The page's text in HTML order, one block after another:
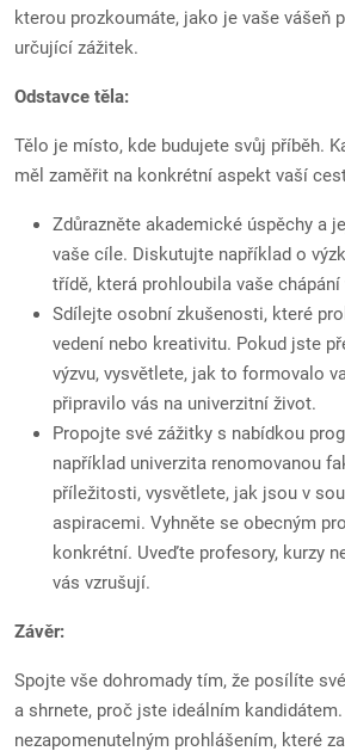
kterou prozkoumáte, jako je vaše vášeň
určující zážitek.
Odstavce těla:
Tělo je místo, kde budujete svůj příběh.
měl zaměřit na konkrétní aspekt vaší
Zdůrazněte akademické úspěchy a
vaše cíle. Diskutujte například o
třídě, která prohloubila vaše
Sdílejte osobní zkušenosti, které
vedení nebo kreativitu. Pokud jste
výzvu, vysvětlete, jak to formovalo
připravilo vás na univerzitní život.
Propojte své zážitky s nabídkou
například univerzita renomovanou
příležitosti, vysvětlete, jak jsou v
aspiracemi. Vyhněte se obecným
konkrétní. Uveďte profesory, kurzy
vás vzrušují.
Závěr:
Spojte vše dohromady tím, že posílíte
a shrnete, proč jste ideálním
nezapomenutelným prohlášením, které